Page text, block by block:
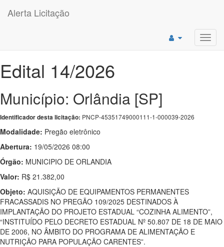
Alerta Licitação
Edital 14/2026
Município: Orlândia [SP]
Identificador desta licitação: PNCP-45351749000111-1-000039-2026
Modalidade: Pregão eletrônico
Abertura: 19/05/2026 08:00
Órgão: MUNICIPIO DE ORLANDIA
Valor: R$ 21.382,00
Objeto: AQUISIÇÃO DE EQUIPAMENTOS PERMANENTES
FRACASSADIS NO PREGÃO 109/2025 DESTINADOS À
IMPLANTAÇÃO DO PROJETO ESTADUAL “COZINHA ALIMENTO”,
“INSTITUÍDO PELO DECRETO ESTADUAL Nº 50.807 DE 18 DE MAIO
DE 2006, NO ÂMBITO DO PROGRAMA DE ALIMENTAÇÃO E
NUTRIÇÃO PARA POPULAÇÃO CARENTES”.